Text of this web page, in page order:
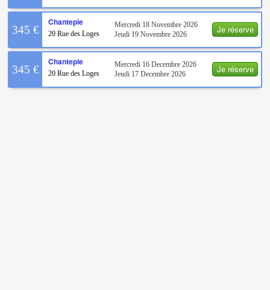
Je réserve
345 €
Chantepie
20 Rue des Loges
Mercredi 18 Novembre 2026
Jeudi 19 Novembre 2026
Je réserve
345 €
Chantepie
20 Rue des Loges
Mercredi 16 Decembre 2026
Jeudi 17 Decembre 2026